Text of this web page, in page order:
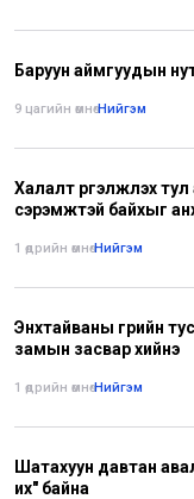
Баруун аймгуудын
9 цагийн өмнө•Нийгэм
Халалт үргэлжлэх
сэрэмжтэй байхыг
1 өдрийн өмнө•Нийгэм
Энхтайваны гүүрийн
замын засвар хийнэ
1 өдрийн өмнө•Нийгэм
Шатахуун давтан
их" байна